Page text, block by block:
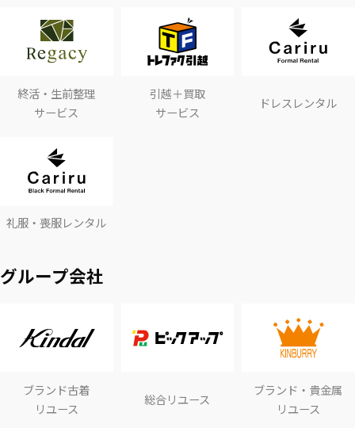
終活・生前整理
サービス
引越＋買取
サービス
ドレスレンタル
礼服・喪服レンタル
グループ会社
ブランド古着
リユース
総合リユース
ブランド・貴金属
リユース